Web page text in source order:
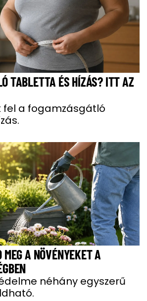
TABLETTA ÉS HÍZÁS? ITT AZ
fel a fogamzásgátló
MEG A NÖVÉNYEKET A
néhány egyszerű